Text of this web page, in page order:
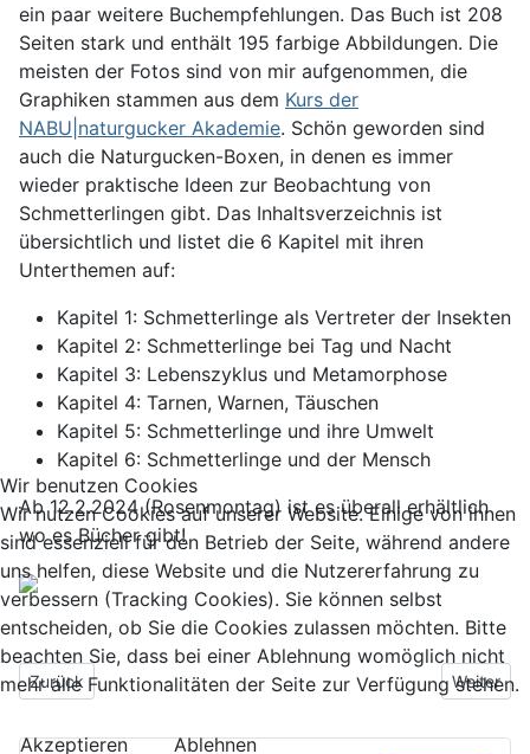
ein paar weitere Buchempfehlungen. Das Buch ist 208
Seiten stark und enthält 195 farbige Abbildungen. Die
meisten der Fotos sind von mir aufgenommen, die
Graphiken stammen aus dem Kurs der
NABU|naturgucker Akademie. Schön geworden sind
auch die Naturgucken-Boxen, in denen es immer
wieder praktische Ideen zur Beobachtung von
Schmetterlingen gibt. Das Inhaltsverzeichnis ist
übersichtlich und listet die 6 Kapitel mit ihren
Unterthemen auf:
Kapitel 1: Schmetterlinge als Vertreter der Insekten
Kapitel 2: Schmetterlinge bei Tag und Nacht
Kapitel 3: Lebenszyklus und Metamorphose
Kapitel 4: Tarnen, Warnen, Täuschen
Kapitel 5: Schmetterlinge und ihre Umwelt
Kapitel 6: Schmetterlinge und der Mensch
Ab 12.2.2024 (Rosenmontag) ist es überall erhältlich
wo es Bücher gibt!
Vorheriger Beitrag: Buchveröffentlichung - Erste Exemplare
Zurück Nächster
Weiter
Wir benutzen Cookies
Wir nutzen Cookies auf unserer Website. Einige von ihnen
sind essenziell für den Betrieb der Seite, während andere
uns helfen, diese Website und die Nutzererfahrung zu
verbessern (Tracking Cookies). Sie können selbst
entscheiden, ob Sie die Cookies zulassen möchten. Bitte
beachten Sie, dass bei einer Ablehnung womöglich nicht
mehr alle Funktionalitäten der Seite zur Verfügung stehen.
Akzeptieren
Ablehnen